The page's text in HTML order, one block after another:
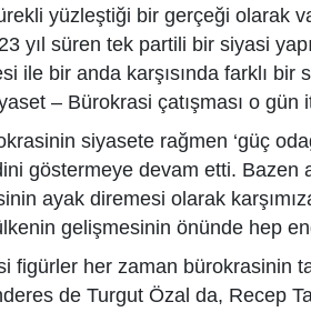
yüzleştiği bir gerçeği olarak
yıl süren tek partili bir siyasi
ile bir anda karşısında farklı bir
– Bürokrasi çatışması o gün
siyasete rağmen ‘güç
göstermeye devam etti. Bazen
ayak diremesi olarak
gelişmesinin önünde hep
figürler her zaman bürokrasinin
de Turgut Özal da, Recep